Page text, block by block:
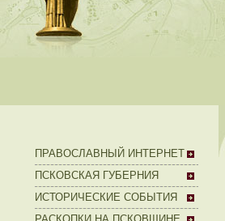
ПРАВОСЛАВНЫЙ ИНТЕРНЕТ
ПСКОВСКАЯ ГУБЕРНИЯ
ИСТОРИЧЕСКИЕ СОБЫТИЯ